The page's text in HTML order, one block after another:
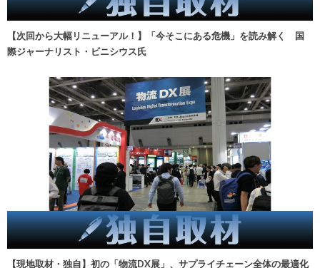
【次回から大幅リニューアル！】「今そこにある危機」を読み解く 国
際ジャーナリスト・ビニシウス氏
【現地取材・独自】初の「物流DX展」、サプライチェーン全体の最適化